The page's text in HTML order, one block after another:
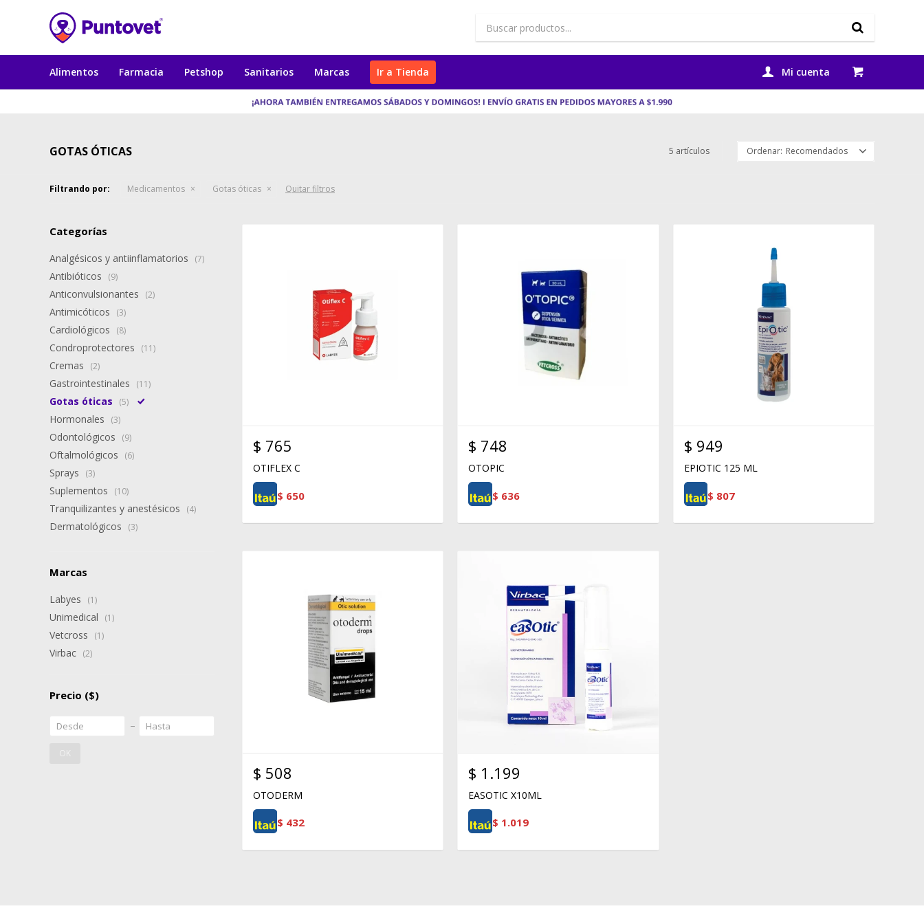
Alimentos Farmacia Petshop Sanitarios Marcas Ir a Tienda
GOTAS ÓTICAS 5 artículos Recomendados
Filtrando por: Medicamentos Gotas óticas Quitar filtros
$ 765
OTIFLEX C
$ 650
$ 748
OTOPIC
$ 636
$ 949
EPIOTIC 125 ML
$ 807
$ 508
OTODERM
$ 432
$ 1.199
EASOTIC X10ML
$ 1.019
Categorías
Analgésicos y antiinflamatorios (7)
Antibióticos (9)
Anticonvulsionantes (2)
Antimicóticos (3)
Cardiológicos (8)
Condroprotectores (11)
Cremas (2)
Gastrointestinales (11)
Gotas óticas (5)
Hormonales (3)
Odontológicos (9)
Oftalmológicos (6)
Sprays (3)
Suplementos (10)
Tranquilizantes y anestésicos (4)
Dermatológicos (3)
Marcas
Labyes (1)
Unimedical (1)
Vetcross (1)
Virbac (2)
Precio ($)
OK